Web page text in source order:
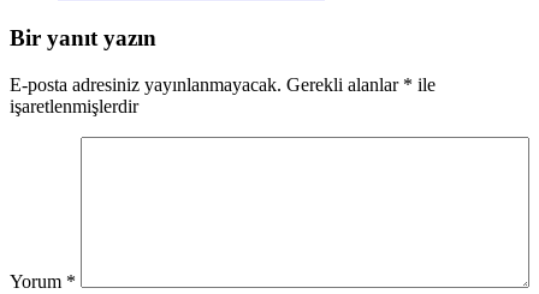
Bir yanıt yazın
E-posta adresiniz yayınlanmayacak. Gerekli alanlar * ile
işaretlenmişlerdir
Yorum *